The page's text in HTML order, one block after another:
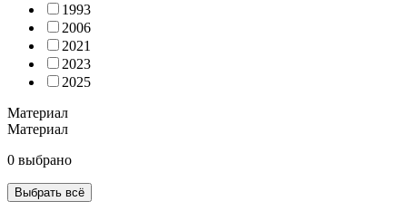
1993
2006
2021
2023
2025
Материал
Материал
0 выбрано
Выбрать всё